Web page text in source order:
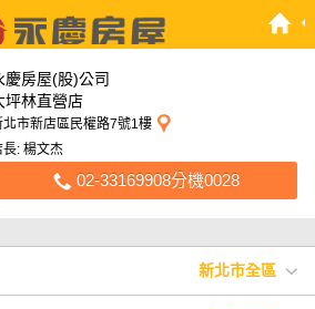
慶房屋(股)公司
坪林直營店
北市新店區民權路7號1樓
長: 楊文杰
02-33169908分機0028
新北市全區